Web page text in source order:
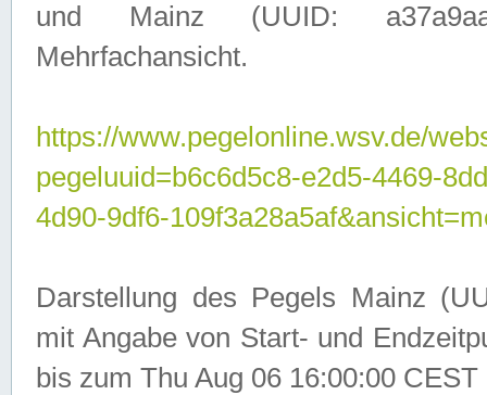
und Mainz (UUID:
Mehrfachansicht.
https://www.pegelonline.wsv.de/
pegeluuid=b6c6d5c8-e2d5-4469-
4d90-9df6-
Darstellung des Pegels Mainz
mit Angabe von Start- und
bis zum Thu Aug 06 16:00:00 CEST